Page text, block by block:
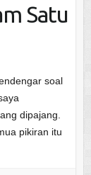
Satu
soal
dipajang.
pikiran itu